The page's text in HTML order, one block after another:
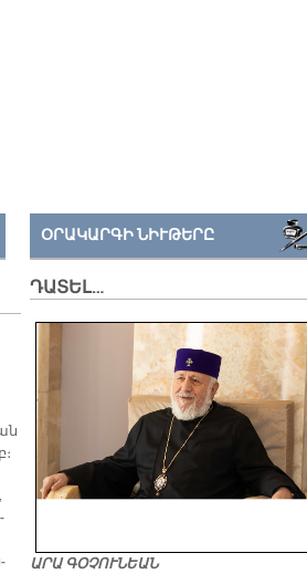
ՕՐԱԿԱՐԳԻ ՆԻՒԹԵՐԸ
ԴԱՏԵԼ…
ԱՐԱ ԳՕՉՈՒՆԵԱՆ